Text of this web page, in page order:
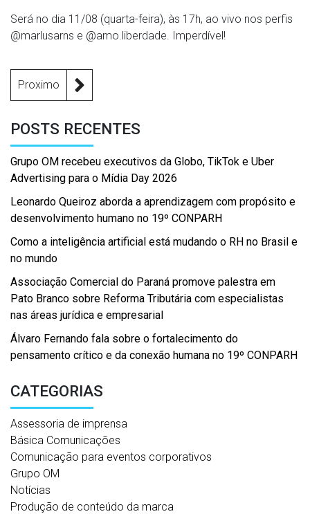
Será no dia 11/08 (quarta-feira), às 17h, ao vivo nos perfis
@marlusarns e @amo.liberdade. Imperdível!
Proximo
POSTS RECENTES
Grupo OM recebeu executivos da Globo, TikTok e Uber
Advertising para o Mídia Day 2026
Leonardo Queiroz aborda a aprendizagem com propósito e
desenvolvimento humano no 19º CONPARH
Como a inteligência artificial está mudando o RH no Brasil e
no mundo
Associação Comercial do Paraná promove palestra em
Pato Branco sobre Reforma Tributária com especialistas
nas áreas jurídica e empresarial
Álvaro Fernando fala sobre o fortalecimento do
pensamento crítico e da conexão humana no 19º CONPARH
CATEGORIAS
Assessoria de imprensa
Básica Comunicações
Comunicação para eventos corporativos
Grupo OM
Notícias
Produção de conteúdo da marca